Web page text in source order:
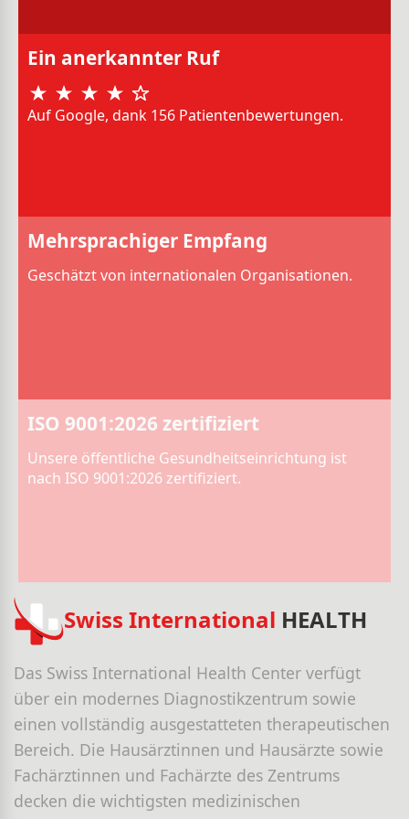
Ein anerkannter Ruf
Auf Google, dank 156 Patientenbewertungen.
Mehrsprachiger Empfang
Geschätzt von internationalen Organisationen.
ISO 9001:2026 zertifiziert
Unsere öffentliche Gesundheitseinrichtung ist
nach ISO 9001:2026 zertifiziert.
Swiss International HEALTH
Das Swiss International Health Center verfügt
über ein modernes Diagnostikzentrum sowie
einen vollständig ausgestatteten therapeutischen
Bereich. Die Hausärztinnen und Hausärzte sowie
Fachärztinnen und Fachärzte des Zentrums
decken die wichtigsten medizinischen